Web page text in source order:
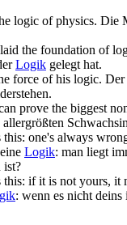
logic of physics. Die
the foundation of
Logik gelegt hat.
force of his logic. Der
prove the biggest
this: one's always
Logik: man liegt
ist?
this: if it is not yours, it
: wenn es nicht deins